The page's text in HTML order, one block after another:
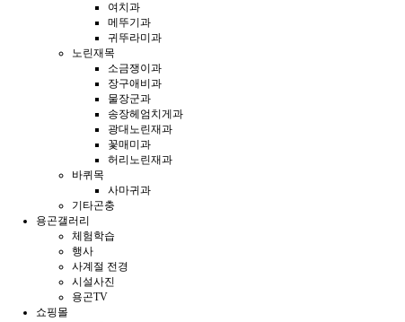
여치과
메뚜기과
귀뚜라미과
노린재목
소금쟁이과
장구애비과
물장군과
송장헤엄치게과
광대노린재과
꽃매미과
허리노린재과
바퀴목
사마귀과
기타곤충
용곤갤러리
체험학습
행사
사계절 전경
시설사진
용곤TV
쇼핑몰